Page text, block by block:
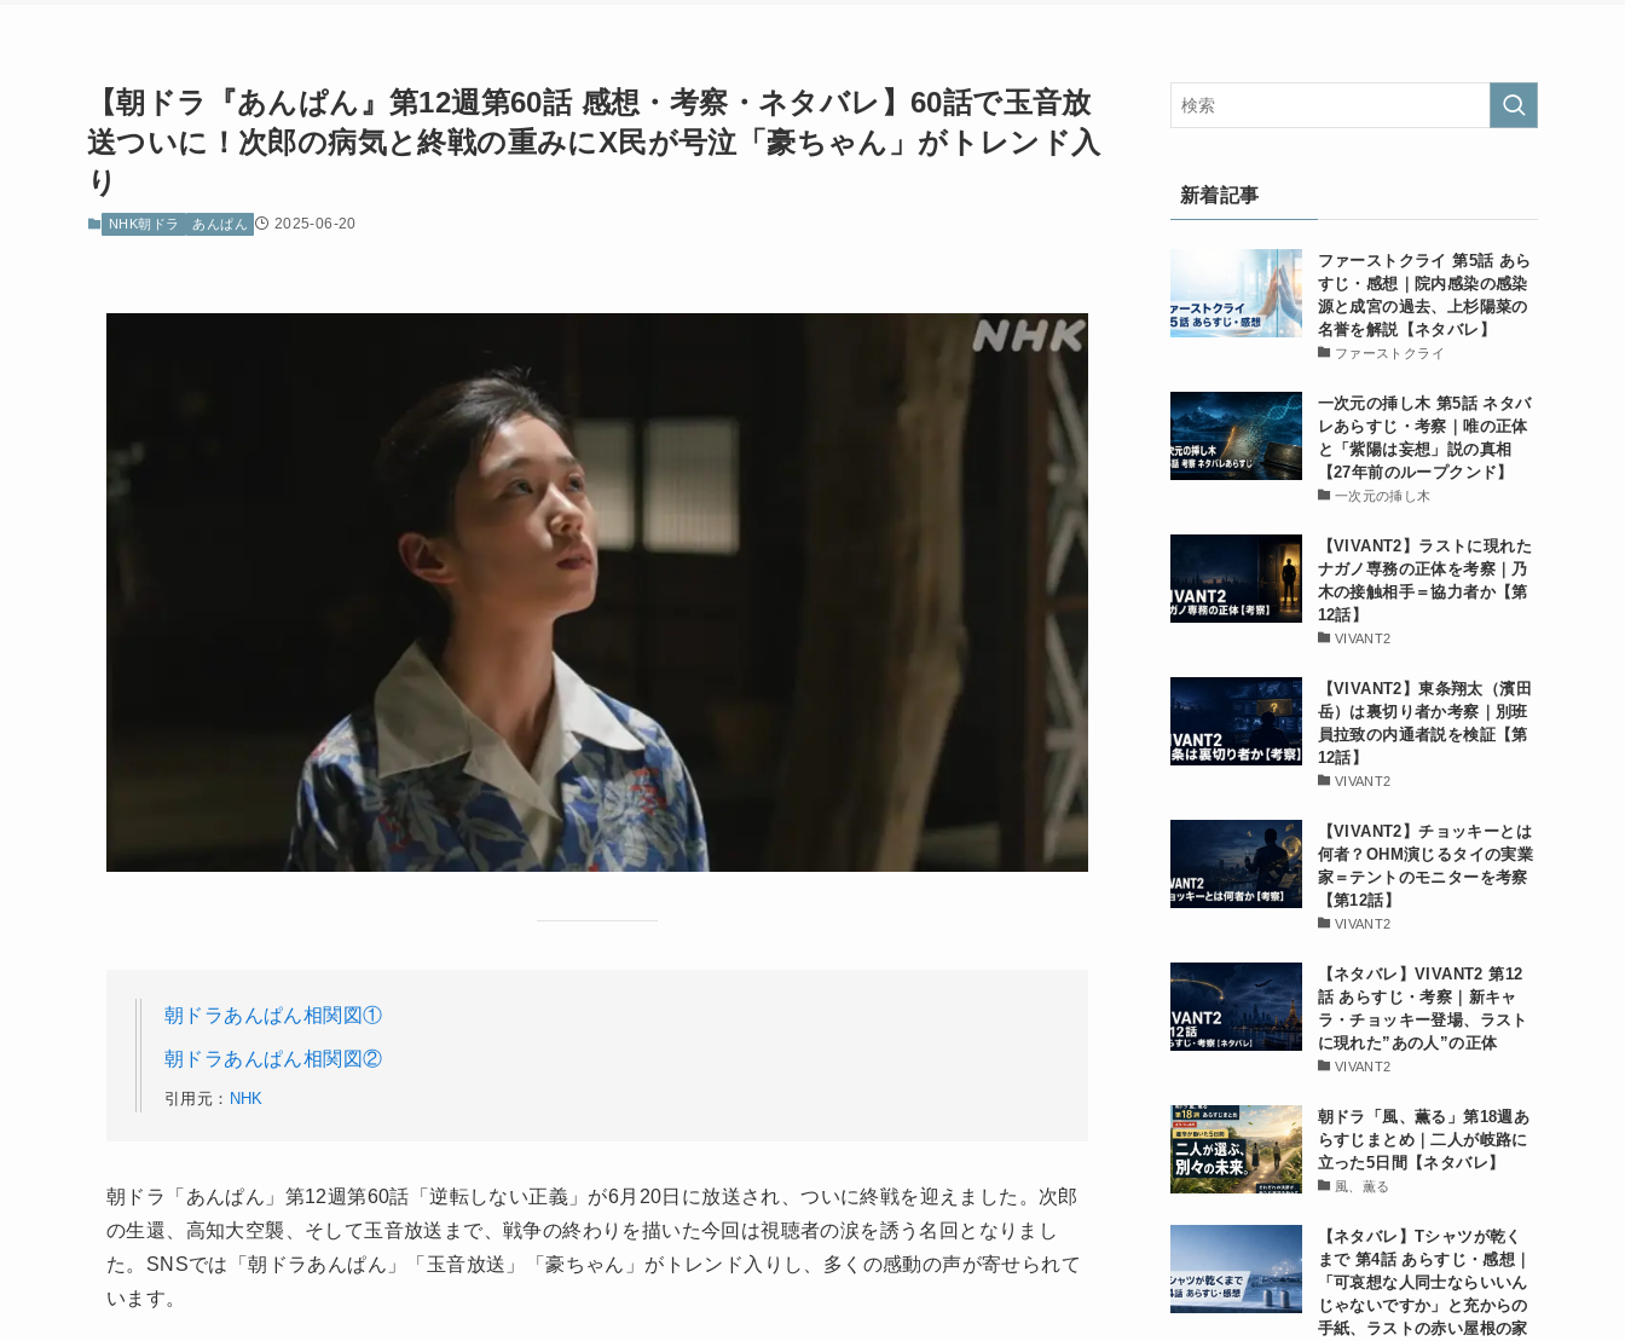
【朝ドラ『あんぱん』第12週第60話 感想・考察・ネタバレ】60話で玉音放
送ついに！次郎の病気と終戦の重みにX民が号泣「豪ちゃん」がトレンド入
り
NHK朝ドラ あんぱん 2025-06-20
朝ドラあんぱん相関図①
朝ドラあんぱん相関図②
引用元： NHK
朝ドラ「あんぱん」第12週第60話「逆転しない正義」が6月20日に放送され、ついに終戦を迎えました。次郎
の生還、高知大空襲、そして玉音放送まで、戦争の終わりを描いた今回は視聴者の涙を誘う名回となりまし
た。SNSでは「朝ドラあんぱん」「玉音放送」「豪ちゃん」がトレンド入りし、多くの感動の声が寄せられて
います。
新着記事
ファーストクライ 第5話 あら
すじ・感想｜院内感染の感染
源と成宮の過去、上杉陽菜の
名誉を解説【ネタバレ】
ファーストクライ
一次元の挿し木 第5話 ネタバ
レあらすじ・考察｜唯の正体
と「紫陽は妄想」説の真相
【27年前のループクンド】
一次元の挿し木
【VIVANT2】ラストに現れた
ナガノ専務の正体を考察｜乃
木の接触相手＝協力者か【第
12話】
VIVANT2
【VIVANT2】東条翔太（濱田
岳）は裏切り者か考察｜別班
員拉致の内通者説を検証【第
12話】
VIVANT2
【VIVANT2】チョッキーとは
何者？OHM演じるタイの実業
家＝テントのモニターを考察
【第12話】
VIVANT2
【ネタバレ】VIVANT2 第12
話 あらすじ・考察｜新キャ
ラ・チョッキー登場、ラスト
に現れた”あの人”の正体
VIVANT2
朝ドラ「風、薫る」第18週あ
らすじまとめ｜二人が岐路に
立った5日間【ネタバレ】
風、薫る
【ネタバレ】Tシャツが乾く
まで 第4話 あらすじ・感想｜
「可哀想な人同士ならいいん
じゃないですか」と充からの
手紙、ラストの赤い屋根の家